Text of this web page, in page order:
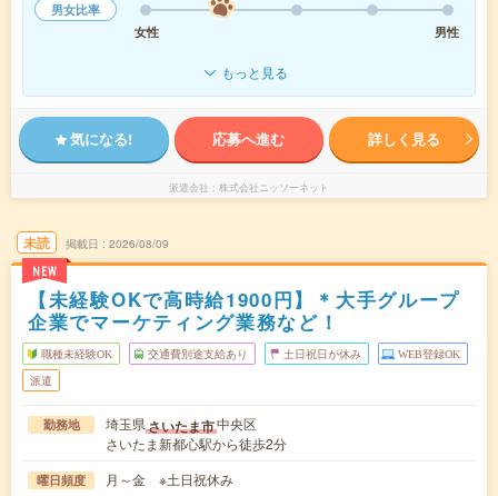
男女比率
女性
男性
もっと見る
気になる! 応募へ進む 詳しく見る
派遣会社 株式会社ニッソーネット
未読
NEW
掲載日 2026/08/09
【未経験OKで高時給1900円】＊大手グループ
企業でマーケティング業務など！
職種未経験OK 交通費別途支給あり 土日祝日が休み WEB登録OK
派遣
勤務地 埼玉県さいたま市中央区
さいたま新都心駅から徒歩2分
曜日頻度 月～金 ※土日祝休み